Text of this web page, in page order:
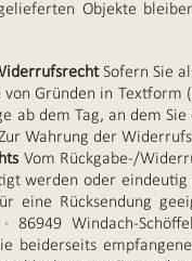
Objekte
Sofern Sie
von Gründen in
ab dem Tag, an dem
Wahrung der
Vom Rückgabe-/
werden oder
eine Rücksendung
86949 Windach-
beiderseits